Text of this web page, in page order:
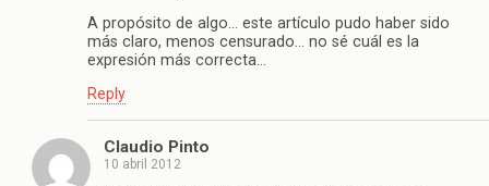
A propósito de algo… este artículo pudo haber sido
más claro, menos censurado… no sé cuál es la
expresión más correcta…
Reply
Claudio Pinto
10 abril 2012